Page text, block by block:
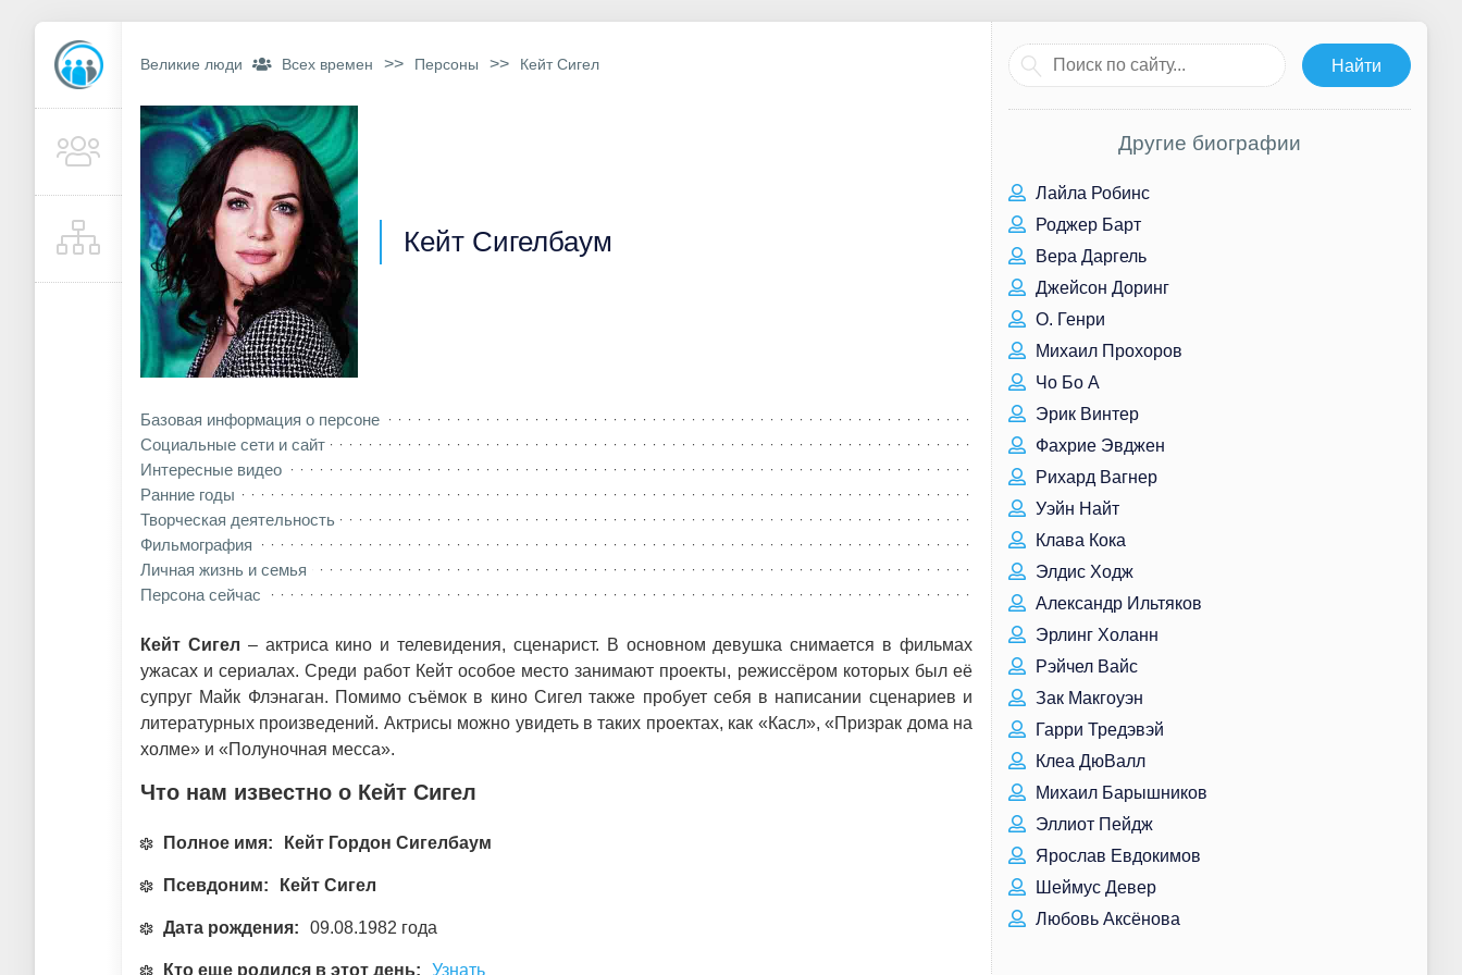
Великие люди Всех времен >> Персоны >> Кейт Сигел
Кейт Сигелбаум
Базовая информация о персоне
Социальные сети и сайт
Интересные видео
Ранние годы
Творческая деятельность
Фильмография
Личная жизнь и семья
Персона сейчас
Кейт Сигел – актриса кино и телевидения, сценарист. В основном девушка снимается в фильмах
ужасах и сериалах. Среди работ Кейт особое место занимают проекты, режиссёром которых был её
супруг Майк Флэнаган. Помимо съёмок в кино Сигел также пробует себя в написании сценариев и
литературных произведений. Актрисы можно увидеть в таких проектах, как «Касл», «Призрак дома на
холме» и «Полуночная месса».
Что нам известно о Кейт Сигел
Полное имя: Кейт Гордон Сигелбаум
Псевдоним: Кейт Сигел
Дата рождения: 09.08.1982 года
Кто еще родился в этот день: Узнать
Другие биографии
Лайла Робинс
Роджер Барт
Вера Даргель
Джейсон Доринг
О. Генри
Михаил Прохоров
Чо Бо А
Эрик Винтер
Фахрие Эвджен
Рихард Вагнер
Уэйн Найт
Клава Кока
Элдис Ходж
Александр Ильтяков
Эрлинг Холанн
Рэйчел Вайс
Зак Макгоуэн
Гарри Тредэвэй
Клеа ДюВалл
Михаил Барышников
Эллиот Пейдж
Ярослав Евдокимов
Шеймус Девер
Любовь Аксёнова